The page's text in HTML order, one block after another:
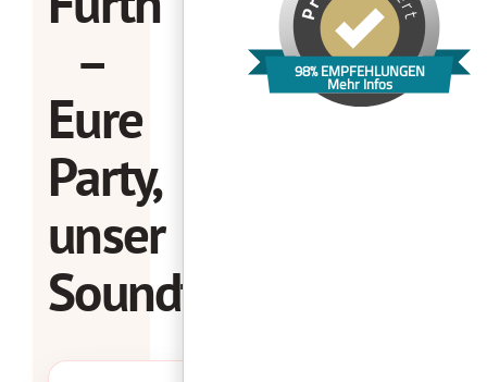
98% EMPFEHLUNGEN
Mehr Infos
–
Eure
Party,
unser
Soundtrack